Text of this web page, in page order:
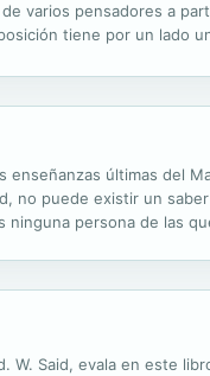
varios pensadores a
tiene por un lado
últimas del
no puede existir un
persona de las
Said, evala en este